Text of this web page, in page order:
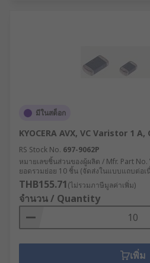
มีในสต็อก
KYOCERA AVX, VC Varistor 1
RS Stock No. 697-9062P
หมายเลขชิ้นส่วนของผู้ผลิต / Mfr. Part No.
ยอดรวมย่อย 10 ชิ้น (จัดส่งในแบบแถบต่อเ
THB155.71(ไม่รวมภาษีมูลค่าเพิ่ม)
จำนวน / Quantity
เพิ่ม